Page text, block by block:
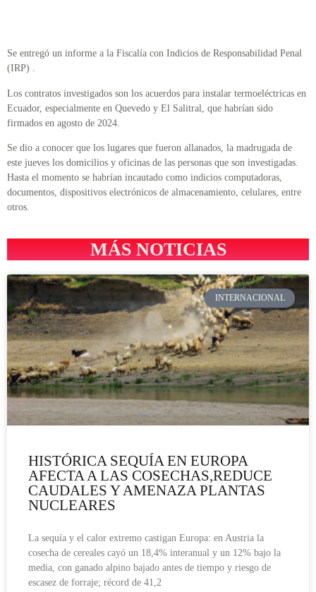
Se entregó un informe a la Fiscalía con Indicios de Responsabilidad Penal
(IRP) .
Los contratos investigados son los acuerdos para instalar termoeléctricas en
Ecuador, especialmente en Quevedo y El Salitral, que habrían sido
firmados en agosto de 2024.
Se dio a conocer que los lugares que fueron allanados, la madrugada de
este jueves los domicilios y oficinas de las personas que son investigadas.
Hasta el momento se habrían incautado como indicios computadoras,
documentos, dispositivos electrónicos de almacenamiento, celulares, entre
otros.
MÁS NOTICIAS
INTERNACIONAL
HISTÓRICA SEQUÍA EN EUROPA
AFECTA A LAS COSECHAS,REDUCE
CAUDALES Y AMENAZA PLANTAS
NUCLEARES
La sequía y el calor extremo castigan Europa: en Austria la
cosecha de cereales cayó un 18,4% interanual y un 12% bajo la
media, con ganado alpino bajado antes de tiempo y riesgo de
escasez de forraje; récord de 41,2